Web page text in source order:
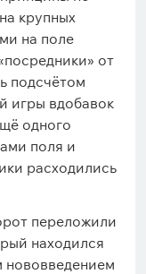
крупных
на поле
от
подсчётом
игры вдобавок
одного
поля и
расходились
переложили
находился
нововведением